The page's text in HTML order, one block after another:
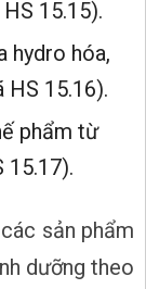
15.15).
hydro hóa,
HS 15.16).
phẩm từ
15.17).
sản phẩm
dưỡng theo